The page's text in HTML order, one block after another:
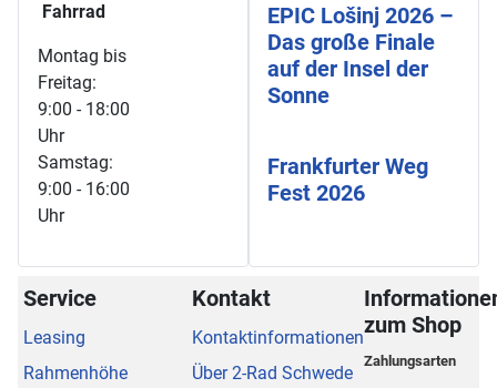
Fahrrad
Montag bis
Freitag:
9:00 - 18:00
Uhr
Samstag:
9:00 - 16:00
Uhr
EPIC Lošinj 2026 –
Das große Finale
auf der Insel der
Sonne
Frankfurter Weg
Fest 2026
Service
Leasing
Rahmenhöhe
Kontakt
Kontaktinformationen
Über 2-Rad Schwede
zum Shop
Zahlungsarten